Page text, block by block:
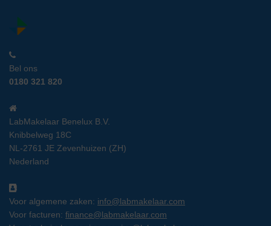
Bel ons
0180 321 820
LabMakelaar Benelux B.V.
Knibbelweg 18C
NL-2761 JE Zevenhuizen (ZH)
Nederland
Voor algemene zaken: info@labmakelaar.com
Voor facturen: finance@labmakelaar.com